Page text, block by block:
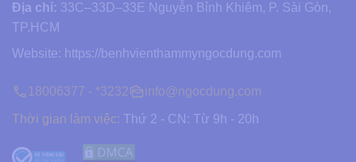
Địa chỉ: 33C–33D–33E Nguyễn Bỉnh Khiêm, P. Sài Gòn,
TP.HCM
Website: https://benhvienthammyngocdung.com
18006377 - *3232 info@ngocdung.com
Thời gian làm việc: Thứ 2 - CN: Từ 9h - 20h